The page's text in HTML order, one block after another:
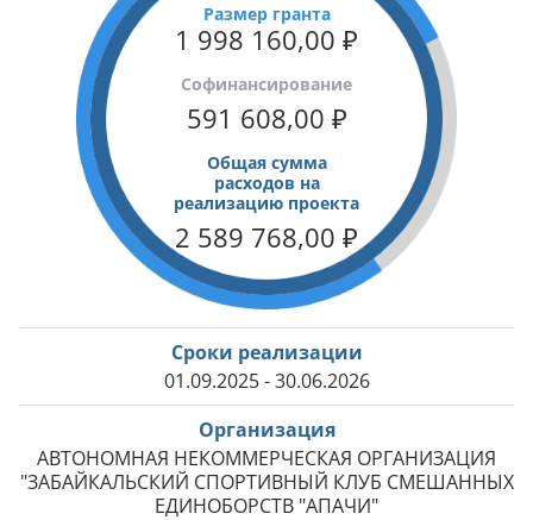
Размер гранта
1 998 160,00 ₽
Cофинансирование
591 608,00 ₽
Общая сумма
расходов на
реализацию проекта
2 589 768,00 ₽
Сроки реализации
01.09.2025 - 30.06.2026
Организация
АВТОНОМНАЯ НЕКОММЕРЧЕСКАЯ ОРГАНИЗАЦИЯ
"ЗАБАЙКАЛЬСКИЙ СПОРТИВНЫЙ КЛУБ СМЕШАННЫХ
ЕДИНОБОРСТВ "АПАЧИ"